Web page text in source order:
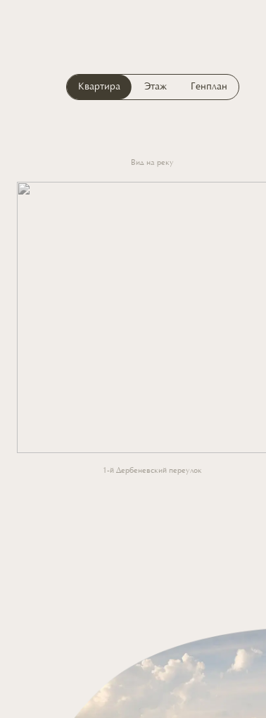
Квартира Этаж Генплан
Вид на реку
1-й Дербеневский переулок